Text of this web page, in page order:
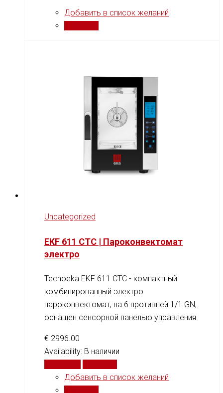
Добавить в список желаний
Uncategorized
EKF 611 CTC | Пароконвектомат
электро
Tecnoeka EKF 611 CTC - компактный
комбинированный электро
пароконвектомат, на 6 противней 1/1 GN,
оснащен сенсорной панелью управления.
€ 2996.00
Availability: В наличии
Добавить в список желаний